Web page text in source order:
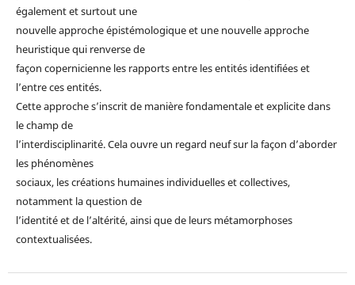
également et surtout une
nouvelle approche épistémologique et une nouvelle approche
heuristique qui renverse de
façon copernicienne les rapports entre les entités identifiées et
l’entre ces entités.
Cette approche s’inscrit de manière fondamentale et explicite dans
le champ de
l’interdisciplinarité. Cela ouvre un regard neuf sur la façon d’aborder
les phénomènes
sociaux, les créations humaines individuelles et collectives,
notamment la question de
l’identité et de l’altérité, ainsi que de leurs métamorphoses
contextualisées.